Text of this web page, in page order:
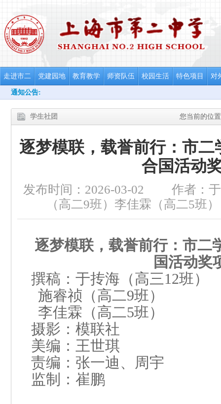
走进市二 党建园地 教育教学 师资队伍 校园生活 特色项目 对
通知公告:
您当前的位
学生社团
逐梦模联，载誉前行：市
合国活动
发布时间：2026-03-02
作者：
（高二9班）李佳霖（高二5班）
逐梦模联，载誉前行： 市二
国活动奖
撰稿：于抟海（高三12班）
施睿祯（高二9班）
李佳霖（高二5班）
摄影：模联社
美编：王世琪
责编：张一迪、周宇
监制：崔鹏